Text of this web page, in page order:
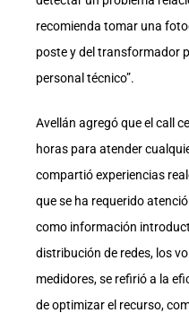
recomienda tomar una
poste y del transformador
personal técnico”.
Avellán agregó que el call
horas para atender
compartió experiencias
que se ha requerido
como información
distribución de redes, los
medidores, se refirió a la
de optimizar el recurso,